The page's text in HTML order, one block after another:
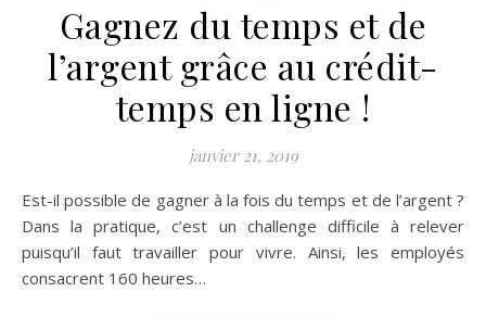
Gagnez du temps et de
l’argent grâce au crédit-
temps en ligne !
janvier 21, 2019
Est-il possible de gagner à la fois du temps et de l’argent ?
Dans la pratique, c’est un challenge difficile à relever
puisqu’il faut travailler pour vivre. Ainsi, les employés
consacrent 160 heures…